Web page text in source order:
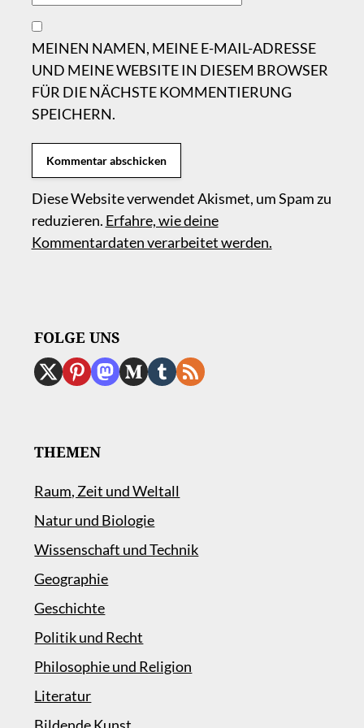
MEINEN NAMEN, MEINE E-MAIL-ADRESSE
UND MEINE WEBSITE IN DIESEM BROWSER
FÜR DIE NÄCHSTE KOMMENTIERUNG
SPEICHERN.
Diese Website verwendet Akismet, um Spam zu
reduzieren. Erfahre, wie deine
Kommentardaten verarbeitet werden.
FOLGE UNS
THEMEN
Raum, Zeit und Weltall
Natur und Biologie
Wissenschaft und Technik
Geographie
Geschichte
Politik und Recht
Philosophie und Religion
Literatur